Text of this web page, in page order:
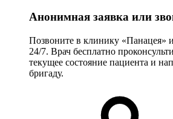
Анонимная заявка или
Позвоните в клинику «Панацея»
24/7. Врач бесплатно
текущее состояние пациента и
бригаду.